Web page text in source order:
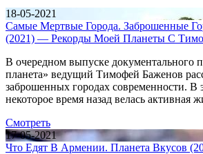
18-05-2021
Самые Мертвые Города. Заброшенные
(2021) — Рекорды Моей Планеты С
В очередном выпуске документального
планета» ведущий Тимофей Баженов
заброшенных городах современности. В
некоторое время назад велась активная
Смотреть
17-05-2021
Что Едят В Армении. Планета Вкусов